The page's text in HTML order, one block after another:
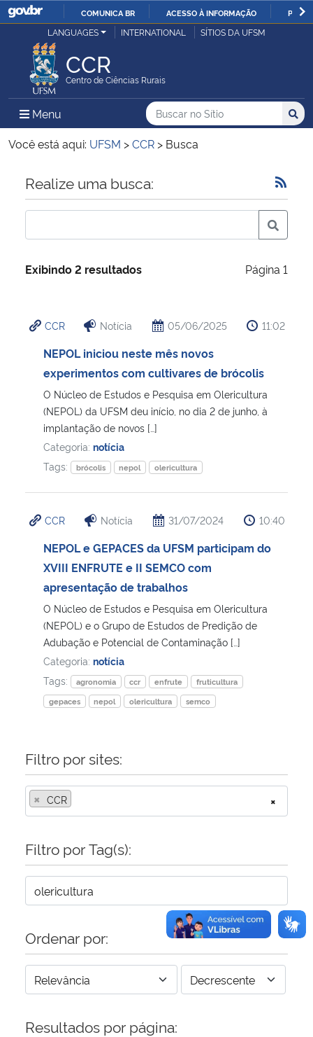
IR
COMUNICA BR ACESSO À INFORMAÇÃO
Ministério da Justiça e Segurança Pública
Ministério da Defesa
Ministério das Relações Exteriores
Ministério da Economia
Ministério da Infraestrutura
Ministério da Cidadania
Ministério de Minas e Energia
Ministério da Ciência, Tecnologia, Inovações e Comunicações
Ministério do Meio Ambiente
Ministério do Desenvolvimento Regional
Controladoria-Geral da União
Ministério da Mulher, da Família e dos Direitos Humanos
Secretaria-Geral
Secretaria de Governo
Advocacia-Geral da União
Banco Central do Brasil
Planalto
LANGUAGES INTERNATIONAL SÍTIOS DA UFSM
CCR
Centro de Ciências Rurais
Menu Menu Principal do Sítio
Busca
Buscar no no Sítio
Busca:
Você está aqui: UFSM >CCR > Busca
Início do conteúdo
Realize uma busca:
Exibindo 2 resultados Página 1
CCR Notícia 05/06/2025 11:02
NEPOL iniciou neste mês novos
experimentos com cultivares de brócolis
O Núcleo de Estudos e Pesquisa em Olericultura
(NEPOL) da UFSM deu início, no dia 2 de junho, à
implantação de novos […]
Categoria: notícia
Tags:
brócolis nepol olericultura
CCR Notícia 31/07/2024 10:40
NEPOL e GEPACES da UFSM participam do
XVIII ENFRUTE e II SEMCO com
apresentação de trabalhos
O Núcleo de Estudos e Pesquisa em Olericultura
(NEPOL) e o Grupo de Estudos de Predição de
Adubação e Potencial de Contaminação […]
Categoria: notícia
Tags:
agronomia ccr enfrute
fruticultura
gepaces
nepol olericultura semco
Filtro por sites:
×
× CCR
Filtro por Tag(s):
Ordenar por:
Resultados por página: